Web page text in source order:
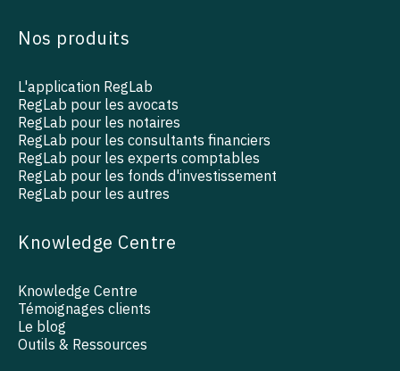
Nos produits
L'application RegLab
RegLab pour les avocats
RegLab pour les notaires
RegLab pour les consultants financiers
RegLab pour les experts comptables
RegLab pour les fonds d'investissement
RegLab pour les autres
Knowledge Centre
Knowledge Centre
Témoignages clients
Le blog
Outils & Ressources